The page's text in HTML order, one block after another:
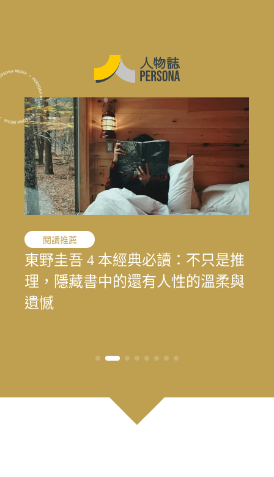
花蓮震後專題
結合地方創生與文化生態的永續旅
遊 重塑花蓮觀光新模式
職人精神
「我的課題不是變成女人，而是成
為我喜歡的自己」——最美律師樂
樂（陳漢章）的 40 年修課
閱讀推薦
東野圭吾 4 本經典必讀：不只是推
理，隱藏書中的還有人性的溫柔與
遺憾
敘事醫學
寫下病房裡沒說出口的心情：林口
長庚醫院兒童過敏氣喘風溼科主治
醫師林思偕，談書寫與渴望被理解
職人精神
文史收藏家劉國煒，在泛黃文史資
料中，續留臺灣樂壇過往風華
演藝人生
一雙鼓棒敲過一甲子，「台灣鼓
王」黃瑞豐見證臺灣主流音樂的時
代更迭
媒體先鋒
王小棣：從問題學生到臺灣影視推
手，始終相信人的可能
花蓮震後專題
太魯閣按下暫停鍵後，花蓮觀光何
時再現榮景？震後兩年，觀光與永
續發展的轉型考題
花蓮震後專題
結合地方創生與文化生態的永續旅
遊 重塑花蓮觀光新模式
職人精神
「我的課題不是變成女人，而是成
為我喜歡的自己」——最美律師樂
樂（陳漢章）的 40 年修課